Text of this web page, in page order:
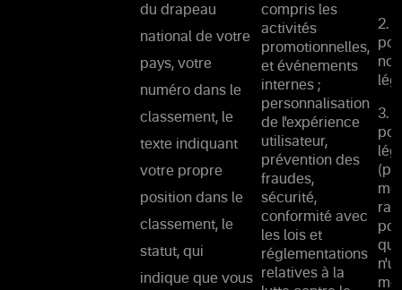
du drapeau
national de votre
pays, votre
numéro dans le
classement, le
texte indiquant
votre propre
position dans le
classement, le
statut, qui
indique que vous
compris les
activités
promotionnelles,
et événements
internes ;
personnalisation
de l'expérience
utilisateur,
prévention des
fraudes,
sécurité,
conformité avec
les lois et
réglementations
relatives à la
2.
3.